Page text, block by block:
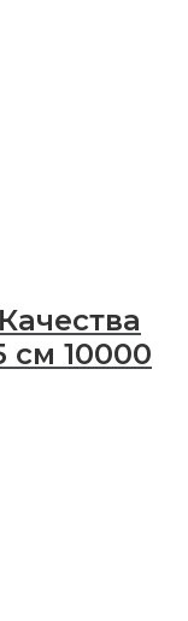
10000